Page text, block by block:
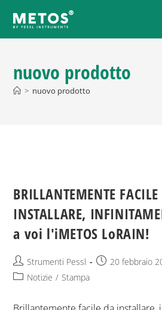
nuovo prodotto
> nuovo prodotto
BRILLANTEMENTE
INSTALLARE,
a voi l'iMETOS LoRAIN!
Strumenti Pessl
20 febbraio
Notizie / Stampa